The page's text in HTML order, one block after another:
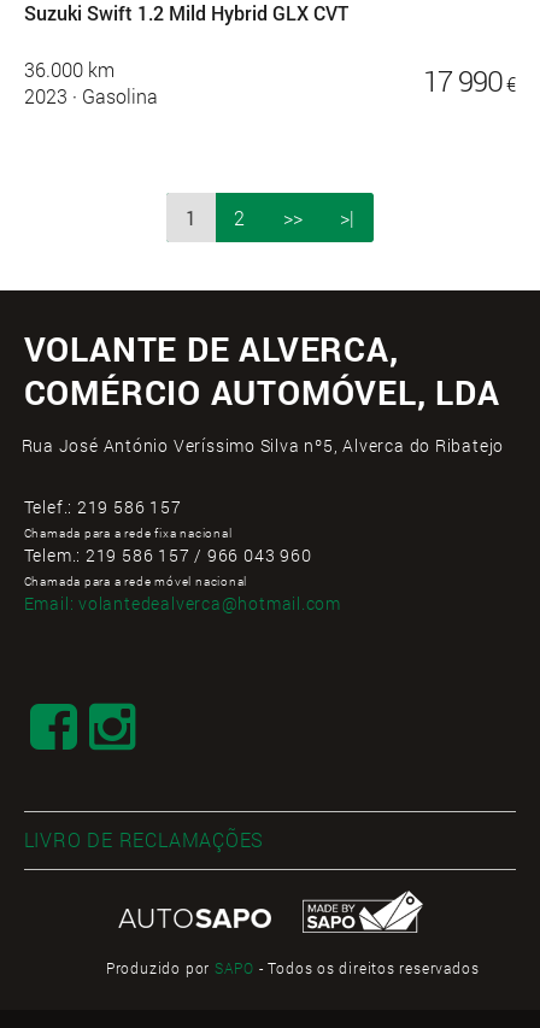
Suzuki Swift 1.2 Mild Hybrid GLX CVT
36.000 km
2023 · Gasolina 17 990 €
1 2 >> >|
VOLANTE DE ALVERCA,
COMÉRCIO AUTOMÓVEL, LDA
Rua José António Veríssimo Silva nº5, Alverca do Ribatejo
Telef.: 219 586 157
Chamada para a rede fixa nacional
Telem.: 219 586 157 / 966 043 960
Chamada para a rede móvel nacional
Email:volantedealverca@hotmail.com
LIVRO DE RECLAMAÇÕES
Produzido por SAPO - Todos os direitos reservados